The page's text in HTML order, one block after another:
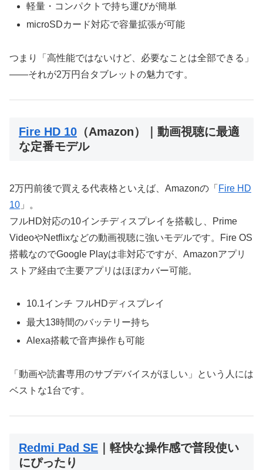
軽量・コンパクトで持ち運びが簡単
microSDカード対応で容量拡張が可能
つまり「高性能ではないけど、必要なことは全部できる」
——それが2万円台タブレットの魅力です。
Fire HD 10 （Amazon）｜動画視聴に最適
な定番モデル
2万円前後で買える代表格といえば、Amazonの「 Fire HD
10 」。
フルHD対応の10インチディスプレイを搭載し、Prime
VideoやNetflixなどの動画視聴に強いモデルです。Fire OS
搭載なのでGoogle Playは非対応ですが、Amazonアプリ
ストア経由で主要アプリはほぼカバー可能。
10.1インチ フルHDディスプレイ
最大13時間のバッテリー持ち
Alexa搭載で音声操作も可能
「動画や読書専用のサブデバイスがほしい」という人には
ベストな1台です。
Redmi Pad SE ｜軽快な操作感で普段使い
にぴったり